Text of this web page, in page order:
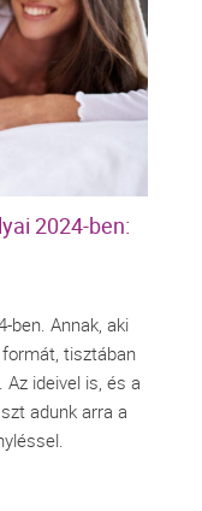
2024-ben:
ben. Annak, aki
tisztában
ideivel is, és a
adunk arra a